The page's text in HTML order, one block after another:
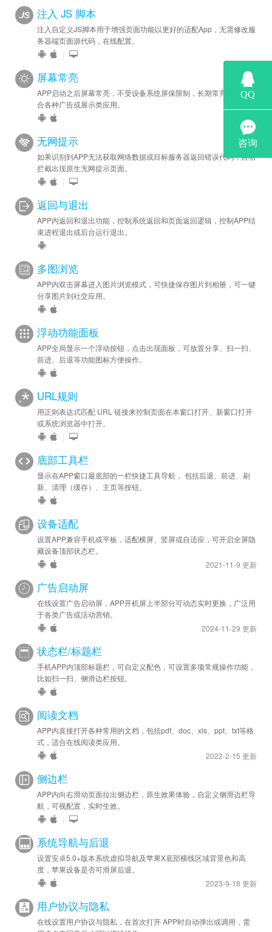
注入 JS 脚本
注入自定义JS脚本用于增强页面功能以更好的适配App，无需修改服
务器端页面源代码，在线配置。
|
屏幕常亮
APP启动之后屏幕常亮，不受设备系统屏保限制，长期常亮状态，适
合各种广告或展示类应用。
无网提示
如果识别到APP无法获取网络数据或目标服务器返回错误代码，自动
拦截出现原生无网提示页面。
|
返回与退出
APP内返回和退出功能，控制系统返回和页面返回逻辑，控制APP结
束进程退出或后台运行退出。
多图浏览
APP内双击屏幕进入图片浏览模式，可快捷保存图片到相册，可一键
分享图片到社交应用。
浮动功能面板
APP全局显示一个浮动按钮，点击出现面板，可放置分享、扫一扫、
前进、后退等功能图标方便操作。
URL规则
用正则表达式匹配 URL 链接来控制页面在本窗口打开、新窗口打开
或系统浏览器中打开。
|
底部工具栏
显示在APP窗口最底部的一栏快捷工具导航， 包括后退、前进、刷
新、清理（缓存）、主页等按钮。
设备适配
设置APP兼容手机或平板，适配横屏、竖屏或自适应，可开启全屏隐
藏设备顶部状态栏。
2021-11-9 更新
广告启动屏
在线设置广告启动屏，APP开机屏上半部分可动态实时更换，广泛用
于各类广告或活动营销。
2024-11-29 更新
状态栏/标题栏
手机APP内顶部标题栏，可自定义配色，可设置多项常规操作功能，
比如扫一扫、侧滑边栏按钮。
阅读文档
APP内直接打开各种常用的文档，包括pdf、doc、xls、ppt、txt等格
式，适合在线阅读类应用。
2022-2-15 更新
侧边栏
APP内向右滑动页面拉出侧边栏，原生效果体验，自定义侧滑边栏导
航，可视配置，实时生效。
|
系统导航与后退
设置安卓5.0+版本系统虚拟导航及苹果X底部横线区域背景色和高
度，苹果设备是否可滑屏后退。
2023-9-18 更新
用户协议与隐私
在线设置用户协议与隐私，在首次打开 APP时自动弹出或调用，需